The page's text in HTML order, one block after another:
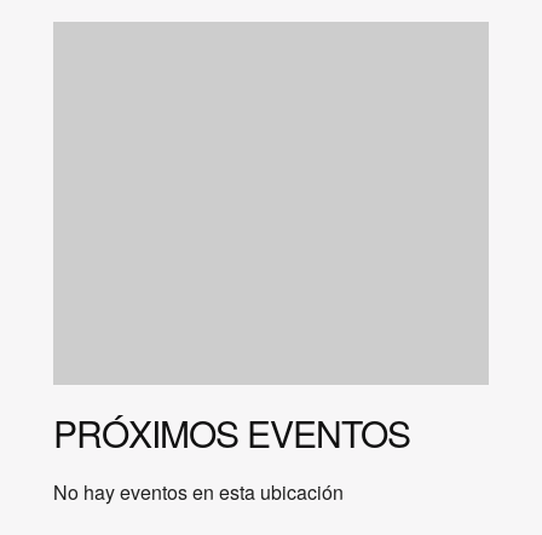
PRÓXIMOS EVENTOS
No hay eventos en esta ubicación